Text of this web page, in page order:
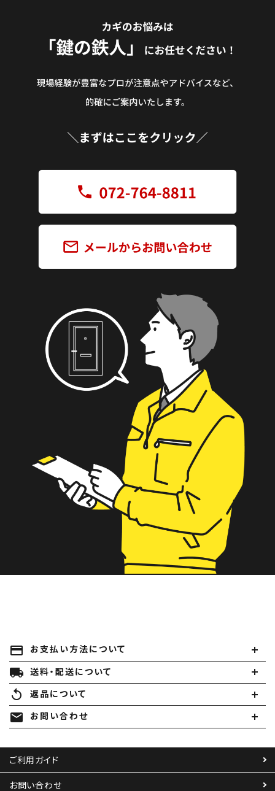
payment お支払い方法について
local_shipping 送料・配送について
replay 返品について
mail お問い合わせ
ご利用ガイド
お問い合わせ